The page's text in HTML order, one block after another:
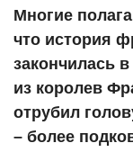
Многие
что история
закончилась
из королев
отрубил
– более